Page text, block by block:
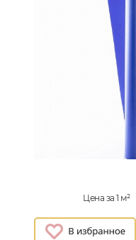
Цена за 1 м²